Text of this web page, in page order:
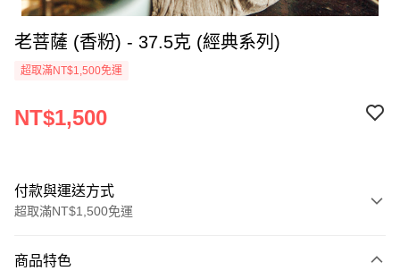
老菩薩 (香粉) - 37.5克 (經典系列)
超取滿NT$1,500免運
NT$1,500
付款與運送方式
超取滿NT$1,500免運
信用卡一次付款
商品特色